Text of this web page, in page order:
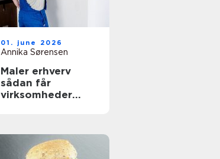
01. june 2026
Annika Sørensen
Maler erhverv
sådan får
virksomheder